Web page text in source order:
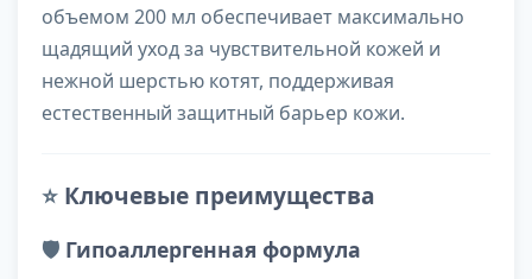
объемом 200 мл обеспечивает максимально
щадящий уход за чувствительной кожей и
нежной шерстью котят, поддерживая
естественный защитный барьер кожи.
⭐ Ключевые преимущества
🛡️ Гипоаллергенная формула